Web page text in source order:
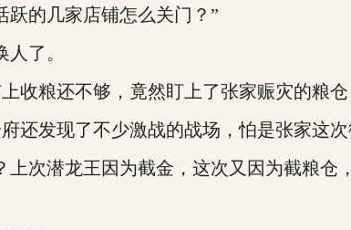
的几家店铺怎么关门？”
了。
粮还不够，竟然盯上了张家赈灾的粮仓
发现了不少激战的战场，怕是张家这次
次潜龙王因为截金，这次又因为截粮仓